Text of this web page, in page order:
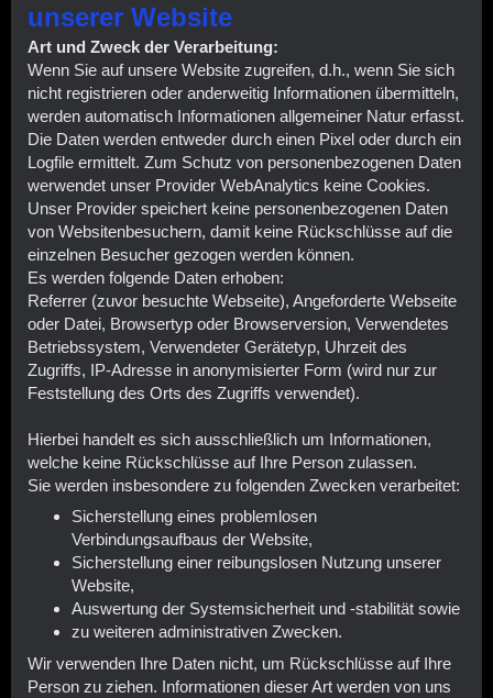
unserer Website
Art und Zweck der Verarbeitung:
Wenn Sie auf unsere Website zugreifen, d.h., wenn Sie sich
nicht registrieren oder anderweitig Informationen übermitteln,
werden automatisch Informationen allgemeiner Natur erfasst.
Die Daten werden entweder durch einen Pixel oder durch ein
Logfile ermittelt. Zum Schutz von personenbezogenen Daten
werwendet unser Provider WebAnalytics keine Cookies.
Unser Provider speichert keine personenbezogenen Daten
von Websitenbesuchern, damit keine Rückschlüsse auf die
einzelnen Besucher gezogen werden können.
Es werden folgende Daten erhoben:
Referrer (zuvor besuchte Webseite), Angeforderte Webseite
oder Datei, Browsertyp oder Browserversion, Verwendetes
Betriebssystem, Verwendeter Gerätetyp, Uhrzeit des
Zugriffs, IP-Adresse in anonymisierter Form (wird nur zur
Feststellung des Orts des Zugriffs verwendet).
Hierbei handelt es sich ausschließlich um Informationen,
welche keine Rückschlüsse auf Ihre Person zulassen.
Sie werden insbesondere zu folgenden Zwecken verarbeitet:
Sicherstellung eines problemlosen
Verbindungsaufbaus der Website,
Sicherstellung einer reibungslosen Nutzung unserer
Website,
Auswertung der Systemsicherheit und -stabilität sowie
zu weiteren administrativen Zwecken.
Wir verwenden Ihre Daten nicht, um Rückschlüsse auf Ihre
Person zu ziehen. Informationen dieser Art werden von uns